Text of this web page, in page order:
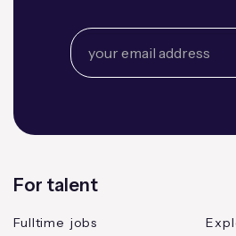
For talent
Fulltime jobs